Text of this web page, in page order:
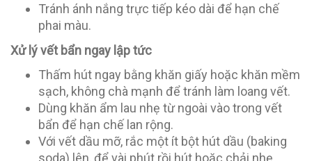
Tránh ánh nắng trực tiếp kéo dài để hạn chế
phai màu.
Xử lý vết bẩn ngay lập tức
Thấm hút ngay bằng khăn giấy hoặc khăn mềm
sạch, không chà mạnh để tránh làm loang vết.
Dùng khăn ẩm lau nhẹ từ ngoài vào trong vết
bẩn để hạn chế lan rộng.
Với vết dầu mỡ, rắc một ít bột hút dầu (baking
soda) lên, để vài phút rồi hút hoặc chải nhẹ